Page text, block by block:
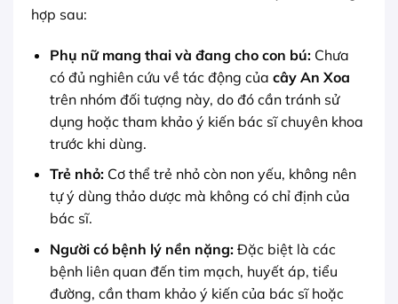
hợp sau:
Phụ nữ mang thai và đang cho con bú:Chưa
có đủ nghiên cứu về tác động của cây An Xoa
trên nhóm đối tượng này, do đó cần tránh sử
dụng hoặc tham khảo ý kiến bác sĩ chuyên khoa
trước khi dùng.
Trẻ nhỏ:Cơ thể trẻ nhỏ còn non yếu, không nên
tự ý dùng thảo dược mà không có chỉ định của
bác sĩ.
Người có bệnh lý nền nặng:Đặc biệt là các
bệnh liên quan đến tim mạch, huyết áp, tiểu
đường, cần tham khảo ý kiến của bác sĩ hoặc